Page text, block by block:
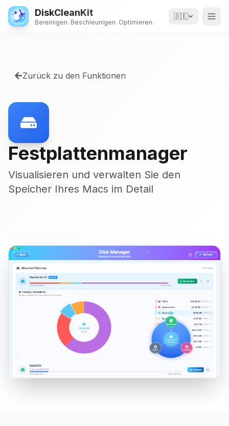
DiskCleanKit
Bereinigen. Beschleunigen. Optimieren.
🇩🇪
Zurück zu den Funktionen
Festplattenmanager
Visualisieren und verwalten Sie den
Speicher Ihres Macs im Detail